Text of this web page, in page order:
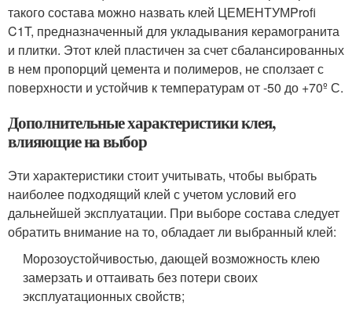
такого состава можно назвать клей ЦЕМЕНТУМProfi
C1T, предназначенный для укладывания керамогранита
и плитки. Этот клей пластичен за счет сбалансированных
в нем пропорций цемента и полимеров, не сползает с
поверхности и устойчив к температурам от -50 до +70º С.
Дополнительные характеристики клея,
влияющие на выбор
Эти характеристики стоит учитывать, чтобы выбрать
наиболее подходящий клей с учетом условий его
дальнейшей эксплуатации. При выборе состава следует
обратить внимание на то, обладает ли выбранный клей:
Морозоустойчивостью, дающей возможность клею
замерзать и оттаивать без потери своих
эксплуатационных свойств;